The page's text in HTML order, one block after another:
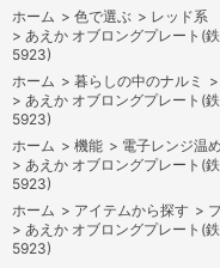
ホーム > 色で選ぶ > レッド系
> あえか オブロングプレート(
5923)
ホーム > 暮らしの中のナルミ >
> あえか オブロングプレート(
5923)
ホーム > 機能 > 電子レンジ温
> あえか オブロングプレート(
5923)
ホーム > アイテムから探す >
> あえか オブロングプレート(
5923)